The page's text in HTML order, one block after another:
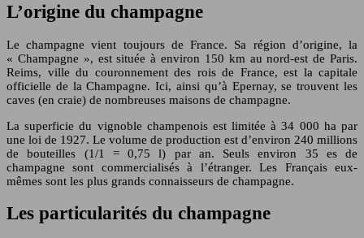
L’origine du champagne
Le champagne vient toujours de France. Sa région d’origine, la
« Champagne », est située à environ 150 km au nord-est de Paris.
Reims, ville du couronnement des rois de France, est la capitale
officielle de la Champagne. Ici, ainsi qu’à Epernay, se trouvent les
caves (en craie) de nombreuses maisons de champagne.
La superficie du vignoble champenois est limitée à 34 000 ha par
une loi de 1927. Le volume de production est d’environ 240 millions
de bouteilles (1/1 = 0,75 l) par an. Seuls environ 35 es de
champagne sont commercialisés à l’étranger. Les Français eux-
mêmes sont les plus grands connaisseurs de champagne.
Les particularités du champagne